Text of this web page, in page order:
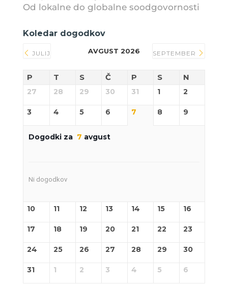
Od lokalne do globalne soodgovornosti
Koledar dogodkov
JULIJ AVGUST 2026 SEPTEMBER
P T S Č P S N
27 28 29 30 31 1 2
3 4 5 6 7 8 9
Dogodki za 7 avgust
Ni dogodkov
10 11 12 13 14 15 16
17 18 19 20 21 22 23
24 25 26 27 28 29 30
31 1 2 3 4 5 6